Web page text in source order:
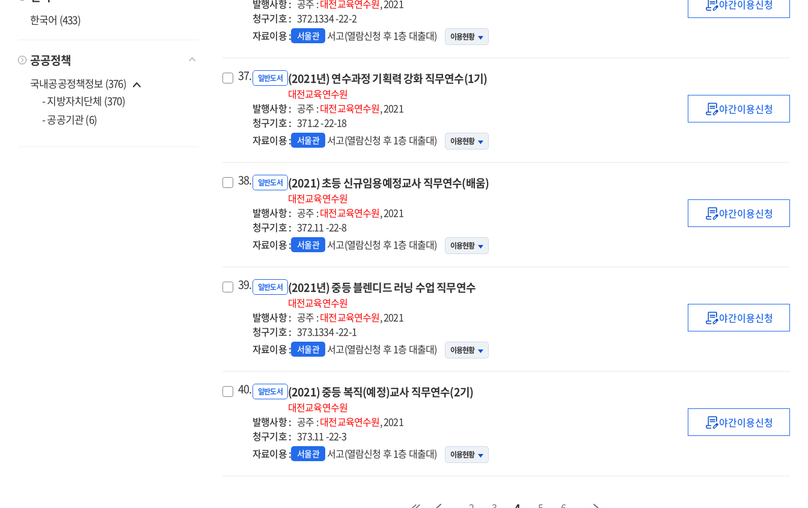
한국어 (433)
공공정책
국내공공정책정보 (376)
- 지방자치단체 (370)
- 공공기관 (6)
발행사항 : 공주 :대전교육연수원, 2021
청구기호 : 372.1334 -22-2
자료이용 : 서울관 서고(열람신청 후 1층 대출대) 이용현황
(2021)
야간이용신청
37. 일반도서 (2021년) 연수과정 기획력 강화 직무연수(1기)
대전교육연수원
발행사항 : 공주 :대전교육연수원, 2021
청구기호 : 371.2 -22-18
자료이용 : 서울관 서고(열람신청 후 1층 대출대) 이용현황
(2021년)
야간이용신청
38. 일반도서 (2021) 초등 신규임용예정교사 직무연수(배움)
대전교육연수원
발행사항 : 공주 :대전교육연수원, 2021
청구기호 : 372.11 -22-8
자료이용 : 서울관 서고(열람신청 후 1층 대출대) 이용현황
(2021)
야간이용신청
39. 일반도서 (2021년) 중등 블렌디드 러닝 수업 직무연수
대전교육연수원
발행사항 : 공주 :대전교육연수원, 2021
청구기호 : 373.1334 -22-1
자료이용 : 서울관 서고(열람신청 후 1층 대출대) 이용현황
(2021년)
야간이용신청
40. 일반도서 (2021) 중등 복직(예정)교사 직무연수(2기)
대전교육연수원
발행사항 : 공주 :대전교육연수원, 2021
청구기호 : 373.11 -22-3
자료이용 : 서울관 서고(열람신청 후 1층 대출대) 이용현황
(2021)
야간이용신청